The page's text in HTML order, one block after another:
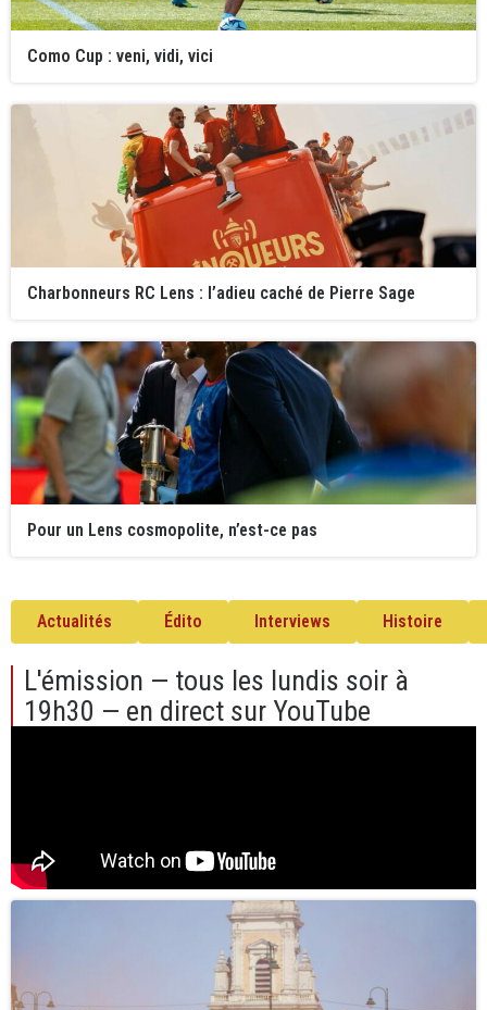
Como Cup : veni, vidi, vici
Charbonneurs RC Lens : l’adieu caché de Pierre Sage
Pour un Lens cosmopolite, n’est-ce pas
Actualités Édito Interviews Histoire
L'émission — tous les lundis soir à
19h30 — en direct sur YouTube